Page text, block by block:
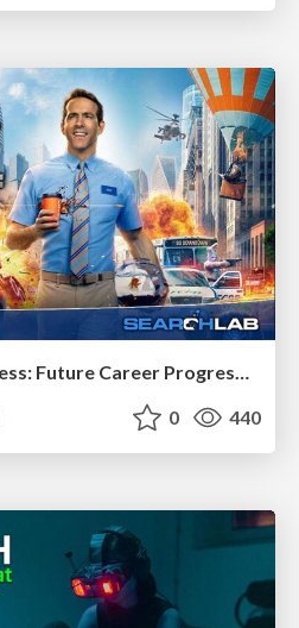
The Mindset for Success: Future Career Progression
0 440